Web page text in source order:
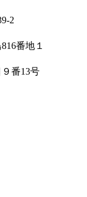
2
番地１
番13号